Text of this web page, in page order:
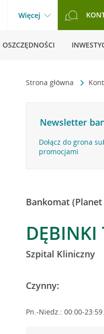
Więcej
OSZCZĘDNOŚCI
Strona główna
Newsletter
Dołącz do grona
promocjami
Bankomat (Planet
DĘBINKI
Szpital Kliniczny
Czynny:
Pn.-Niedz.: 00:00-23:59